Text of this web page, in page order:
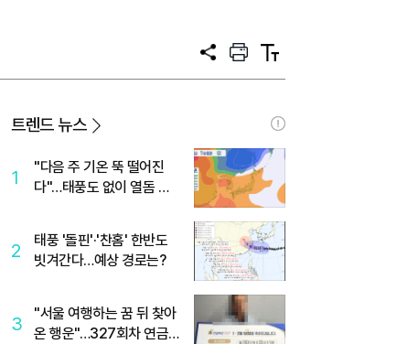
공
프
트
텍
트
트렌드 뉴스
1
"다음 주 기온 뚝 떨어진
다"…태풍도 없이 열돔 박
2
태풍 '돌핀'·'찬홈' 한반도
빗겨간다…예상 경로는?
3
"서울 여행하는 꿈 뒤 찾아
온 행운"…327회차 연금